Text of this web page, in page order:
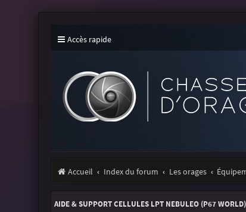
Accès rapide
Accueil Index du forum Les orages
AIDE & SUPPORT CELLULES LPT NEBULEO (P67 WORLD)